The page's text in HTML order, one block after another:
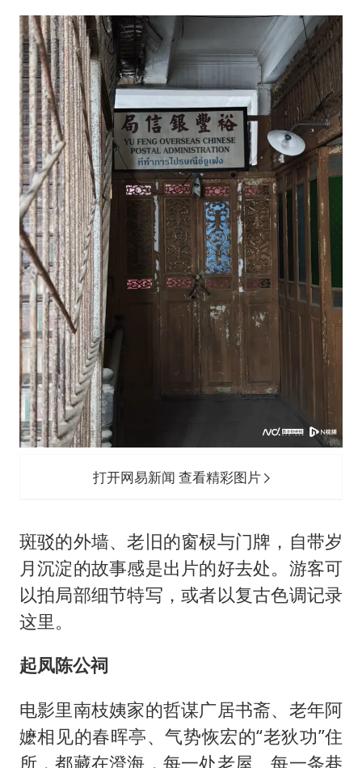
打开网易新闻 查看精彩图片
斑驳的外墙、老旧的窗棂与门牌，自带岁
月沉淀的故事感是出片的好去处。游客可
以拍局部细节特写，或者以复古色调记录
这里。
起凤陈公祠
电影里南枝姨家的哲谋广居书斋、老年阿
嬷相见的春晖亭、气势恢宏的“老狄功”住
所，都藏在澄海，每一处老屋、每一条巷